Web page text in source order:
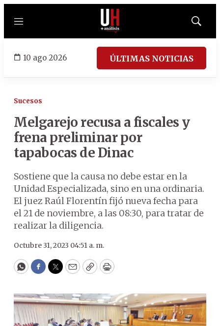
Menú
Mostrar
10 ago 2026 ÚLTIMAS NOTICIAS
Sucesos
Melgarejo recusa a fiscales y
frena preliminar por
tapabocas de Dinac
Sostiene que la causa no debe estar en la
Unidad Especializada, sino en una ordinaria.
El juez Raúl Florentín fijó nueva fecha para
el 21 de noviembre, a las 08:30, para tratar de
realizar la diligencia.
Octubre 31, 2023 04:51 a. m.
WhatsApp
Facebook
Twitter
EmailCopyPrint